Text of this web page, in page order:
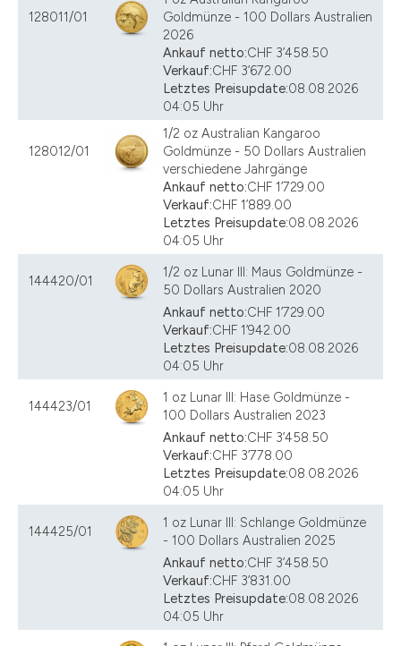
128011/01
Goldmünze - 100 Dollars Australien
2026
Ankauf netto:CHF 3’458.50
Verkauf:CHF 3’672.00
Letztes Preisupdate:08.08.2026
04:05 Uhr
128012/01
1/2 oz Australian Kangaroo
Goldmünze - 50 Dollars Australien
verschiedene Jahrgänge
Ankauf netto:CHF 1’729.00
Verkauf:CHF 1’889.00
Letztes Preisupdate:08.08.2026
04:05 Uhr
144420/01
1/2 oz Lunar III: Maus Goldmünze -
50 Dollars Australien 2020
Ankauf netto:CHF 1’729.00
Verkauf:CHF 1’942.00
Letztes Preisupdate:08.08.2026
04:05 Uhr
144423/01
1 oz Lunar III: Hase Goldmünze -
100 Dollars Australien 2023
Ankauf netto:CHF 3’458.50
Verkauf:CHF 3’778.00
Letztes Preisupdate:08.08.2026
04:05 Uhr
144425/01
1 oz Lunar III: Schlange Goldmünze
- 100 Dollars Australien 2025
Ankauf netto:CHF 3’458.50
Verkauf:CHF 3’831.00
Letztes Preisupdate:08.08.2026
04:05 Uhr